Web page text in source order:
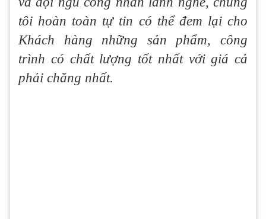
tôi hoàn toàn tự tin có thể đem lại cho
Khách hàng những sản phẩm, công
trình có chất lượng tốt nhất với giá cả
phải chăng nhất.